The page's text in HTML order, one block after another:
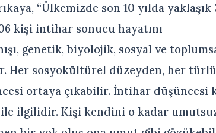
“Ülkemizde son 10 yılda yaklaşık
kişi intihar sonucu hayatını
genetik, biyolojik, sosyal ve
Her sosyokültürel düzeyden, her türlü
ortaya çıkabilir. İntihar düşüncesi
ile ilgilidir. Kişi kendini o kadar